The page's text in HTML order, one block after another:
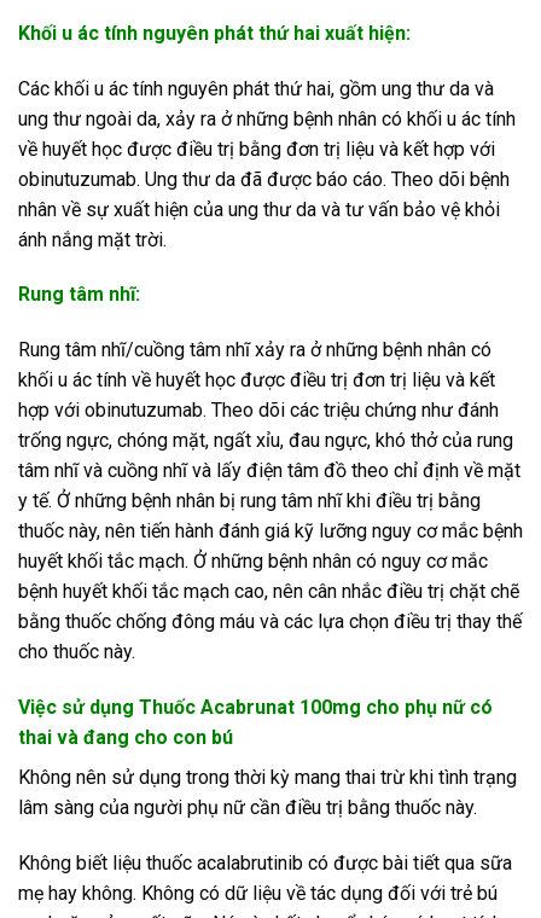
Khối u ác tính nguyên phát thứ hai xuất hiện:
Các khối u ác tính nguyên phát thứ hai, gồm ung thư da và
ung thư ngoài da, xảy ra ở những bệnh nhân có khối u ác tính
về huyết học được điều trị bằng đơn trị liệu và kết hợp với
obinutuzumab. Ung thư da đã được báo cáo. Theo dõi bệnh
nhân về sự xuất hiện của ung thư da và tư vấn bảo vệ khỏi
ánh nắng mặt trời.
Rung tâm nhĩ:
Rung tâm nhĩ/cuồng tâm nhĩ xảy ra ở những bệnh nhân có
khối u ác tính về huyết học được điều trị đơn trị liệu và kết
hợp với obinutuzumab. Theo dõi các triệu chứng như đánh
trống ngực, chóng mặt, ngất xỉu, đau ngực, khó thở của rung
tâm nhĩ và cuồng nhĩ và lấy điện tâm đồ theo chỉ định về mặt
y tế. Ở những bệnh nhân bị rung tâm nhĩ khi điều trị bằng
thuốc này, nên tiến hành đánh giá kỹ lưỡng nguy cơ mắc bệnh
huyết khối tắc mạch. Ở những bệnh nhân có nguy cơ mắc
bệnh huyết khối tắc mạch cao, nên cân nhắc điều trị chặt chẽ
bằng thuốc chống đông máu và các lựa chọn điều trị thay thế
cho thuốc này.
Việc sử dụng Thuốc Acabrunat 100mg cho phụ nữ có
thai và đang cho con bú
Không nên sử dụng trong thời kỳ mang thai trừ khi tình trạng
lâm sàng của người phụ nữ cần điều trị bằng thuốc này.
Không biết liệu thuốc acalabrutinib có được bài tiết qua sữa
mẹ hay không. Không có dữ liệu về tác dụng đối với trẻ bú